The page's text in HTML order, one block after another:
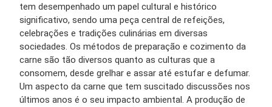
tem desempenhado um papel cultural e histórico
significativo, sendo uma peça central de refeições,
celebrações e tradições culinárias em diversas
sociedades. Os métodos de preparação e cozimento da
carne são tão diversos quanto as culturas que a
consomem, desde grelhar e assar até estufar e defumar.
Um aspecto da carne que tem suscitado discussões nos
últimos anos é o seu impacto ambiental. A produção de